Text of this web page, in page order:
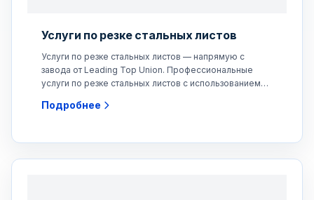
Услуги по резке стальных листов
Услуги по резке стальных листов — напрямую с
завода от Leading Top Union. Профессиональные
услуги по резке стальных листов с использованием
Подробнее